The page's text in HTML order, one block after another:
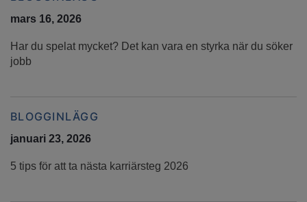
mars 16, 2026
Har du spelat mycket? Det kan vara en styrka när du söker
jobb
BLOGGINLÄGG
januari 23, 2026
5 tips för att ta nästa karriärsteg 2026